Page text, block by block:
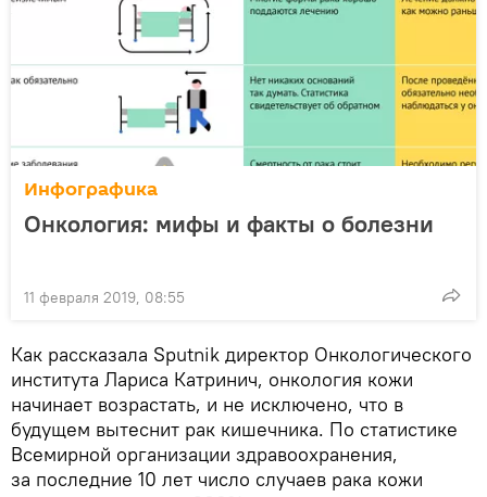
Инфографика
Онкология: мифы и факты о болезни
11 февраля 2019, 08:55
Как рассказала Sputnik директор Онкологического
института Лариса Катринич, онкология кожи
начинает возрастать, и не исключено, что в
будущем вытеснит рак кишечника. По статистике
Всемирной организации здравоохранения,
за последние 10 лет число случаев рака кожи